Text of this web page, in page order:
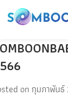
on กุมภาพัน